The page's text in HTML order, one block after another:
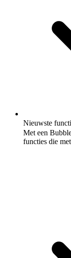
Nieuwste
Met een
functies die